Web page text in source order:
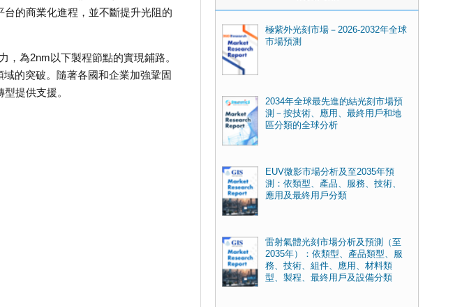
的商業化進程，並不斷提升光阻的
為2nm以下製程節點的實現鋪路。
的突破。隨著各國和企業加強鞏固
提供支援。
極紫外光刻市場－2026-2032年全球
市場預測
2034年全球最先進的結光刻市場預
測－按技術、應用、最終用戶和地
區分類的全球分析
EUV微影市場分析及至2035年預
測：依類型、產品、服務、技術、
應用及最終用戶分類
雷射氣體光刻市場分析及預測（至
2035年）：依類型、產品類型、服
務、技術、組件、應用、材料類
型、製程、最終用戶及設備分類